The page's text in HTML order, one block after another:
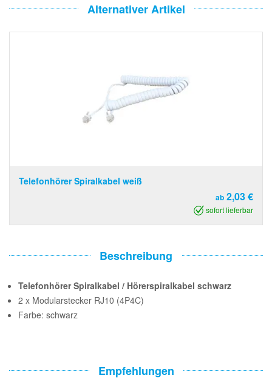
Alternativer Artikel
Telefonhörer Spiralkabel weiß
ab 2,03 €
sofort lieferbar
Beschreibung
Telefonhörer Spiralkabel / Hörerspiralkabel schwarz
2 x Modularstecker RJ10 (4P4C)
Farbe: schwarz
Empfehlungen